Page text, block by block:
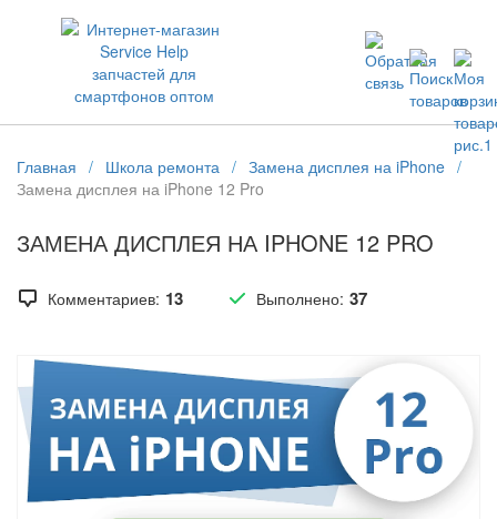
ЗАПЧАСТИ ДЛЯ ТЕЛЕФОНОВ ОПТОМ
Главная / Школа ремонта / Замена дисплея на iPhone /
Замена дисплея на iPhone 12 Pro
ЗАМЕНА ДИСПЛЕЯ НА IPHONE 12 PRO
Комментариев: 13 Выполнено: 37